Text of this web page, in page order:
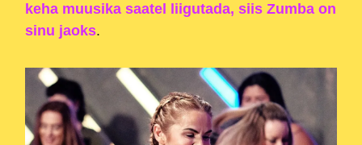
keha muusika saatel liigutada, siis Zumba on
sinu jaoks.